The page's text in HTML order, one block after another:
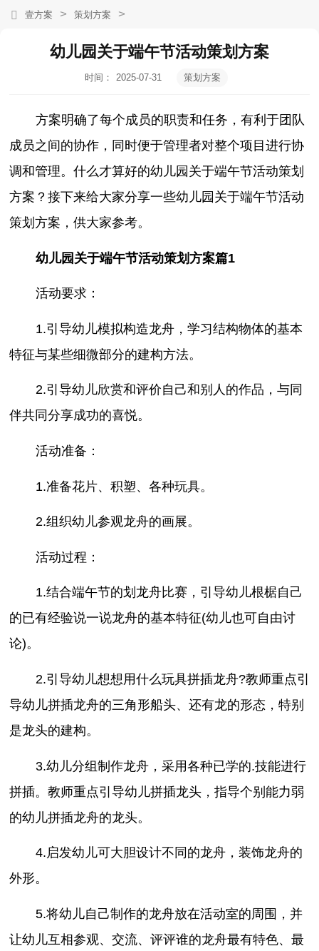
壹方案 > 策划方案 >
幼儿园关于端午节活动策划方案
时间：
2025-07-31
策划方案
方案明确了每个成员的职责和任务，有利于团队
成员之间的协作，同时便于管理者对整个项目进行协
调和管理。什么才算好的幼儿园关于端午节活动策划
方案？接下来给大家分享一些幼儿园关于端午节活动
策划方案，供大家参考。
幼儿园关于端午节活动策划方案篇1
活动要求：
1.引导幼儿模拟构造龙舟，学习结构物体的基本
特征与某些细微部分的建构方法。
2.引导幼儿欣赏和评价自己和别人的作品，与同
伴共同分享成功的喜悦。
活动准备：
1.准备花片、积塑、各种玩具。
2.组织幼儿参观龙舟的画展。
活动过程：
1.结合端午节的划龙舟比赛，引导幼儿根椐自己
的已有经验说一说龙舟的基本特征(幼儿也可自由讨
论)。
2.引导幼儿想想用什么玩具拼插龙舟?教师重点引
导幼儿拼插龙舟的三角形船头、还有龙的形态，特别
是龙头的建构。
3.幼儿分组制作龙舟，采用各种已学的.技能进行
拼插。教师重点引导幼儿拼插龙头，指导个别能力弱
的幼儿拼插龙舟的龙头。
4.启发幼儿可大胆设计不同的龙舟，装饰龙舟的
外形。
5.将幼儿自己制作的龙舟放在活动室的周围，并
让幼儿互相参观、交流、评评谁的龙舟最有特色、最